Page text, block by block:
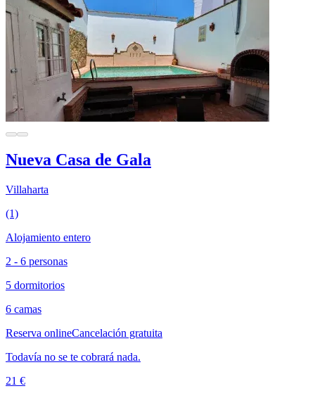
Nueva Casa de Gala
Villaharta
(1)
Alojamiento entero
2 - 6 personas
5 dormitorios
6 camas
Reserva onlineCancelación gratuita
Todavía no se te cobrará nada.
21 €